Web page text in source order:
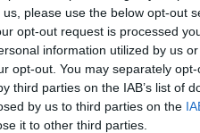
please use the below opt-out
opt-out request is processed
information utilized by us
opt-out. You may separately
third parties on the IAB’s list of
by us to third parties on the
it to other third parties.
Cím: Dudás Attila
Műgyűjtők Háza kft.
Budapest
1023.Bp. Zsigmond tér 11.
1023
Telefon: 18008123